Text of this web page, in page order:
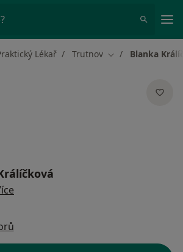
Lékař Trutnov Změna města
Blanka